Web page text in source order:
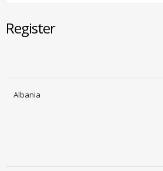
Register
Albania